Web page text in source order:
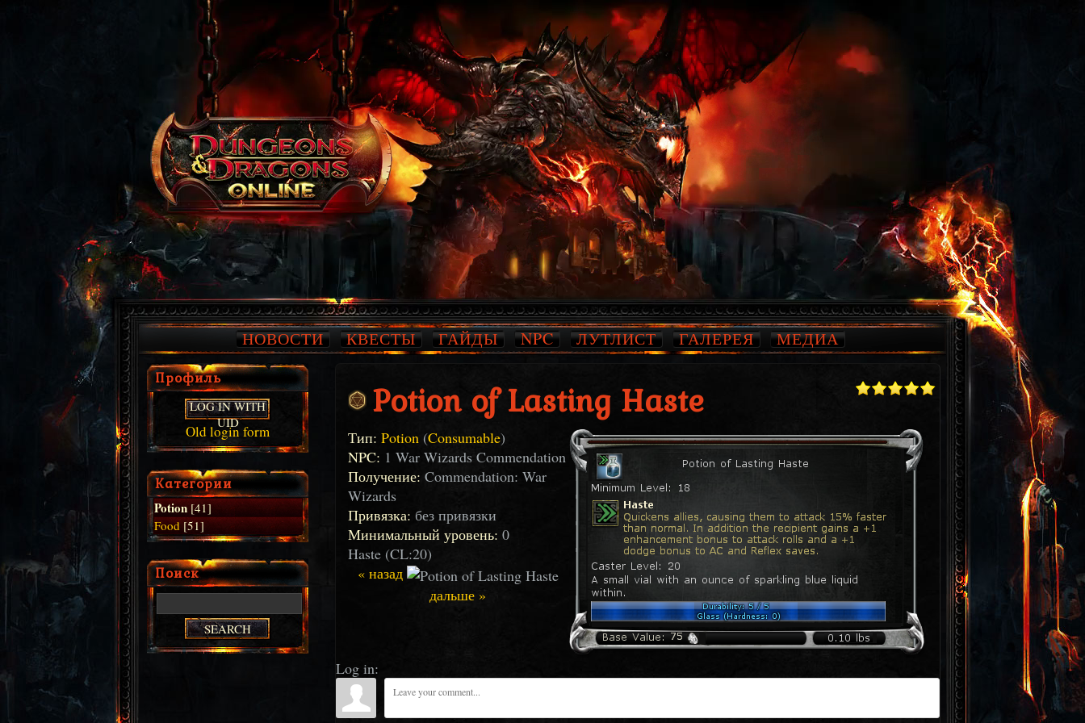
НОВОСТИ КВЕСТЫ ГАЙДЫ NPC ЛУТЛИСТ ГАЛЕРЕЯ МЕДИА
Potion of Lasting Haste
Тип: Potion (Consumable)
NPC: 1 War Wizards Commendation
Получение: Commendation: War
Wizards
Привязка: без привязки
Минимальный уровень: 0
Haste (CL:20)
« назад
дальше »
Log in:
Профиль
LOG IN WITH
UID
Old login form
Категории
Potion [41]
Food [51]
Поиск